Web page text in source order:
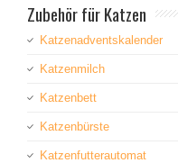
Zubehör für Katzen
Katzenadventskalender
Katzenmilch
Katzenbett
Katzenbürste
Katzenfutterautomat